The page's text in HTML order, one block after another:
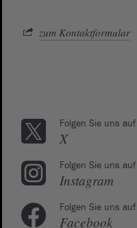
zum Kontaktformular
Folgen Sie uns auf
X
Folgen Sie uns auf
Instagram
Folgen Sie uns auf
Facebook